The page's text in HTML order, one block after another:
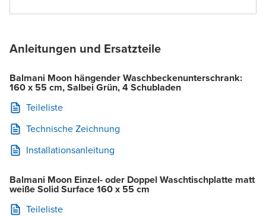
Anleitungen und Ersatzteile
Balmani Moon hängender Waschbeckenunterschrank:
160 x 55 cm, Salbei Grün, 4 Schubladen
Teileliste
Technische Zeichnung
Installationsanleitung
Balmani Moon Einzel- oder Doppel Waschtischplatte matt
weiße Solid Surface 160 x 55 cm
Teileliste